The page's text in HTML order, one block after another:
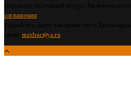
соглашения
maxhac@ya.ru